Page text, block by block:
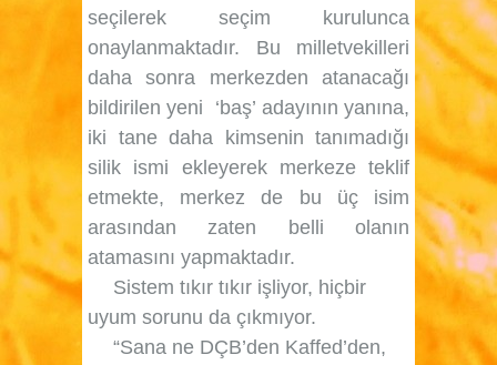
seçilerek seçim kurulunca
onaylanmaktadır. Bu milletvekilleri
daha sonra merkezden atanacağı
bildirilen yeni
‘baş’ adayının yanına,
iki tane daha kimsenin tanımadığı
silik ismi ekleyerek merkeze teklif
etmekte, merkez de bu üç isim
arasından zaten belli olanın
atamasını yapmaktadır.
Sistem tıkır tıkır işliyor, hiçbir
uyum sorunu da çıkmıyor.
“Sana ne DÇB’den Kaffed’den,